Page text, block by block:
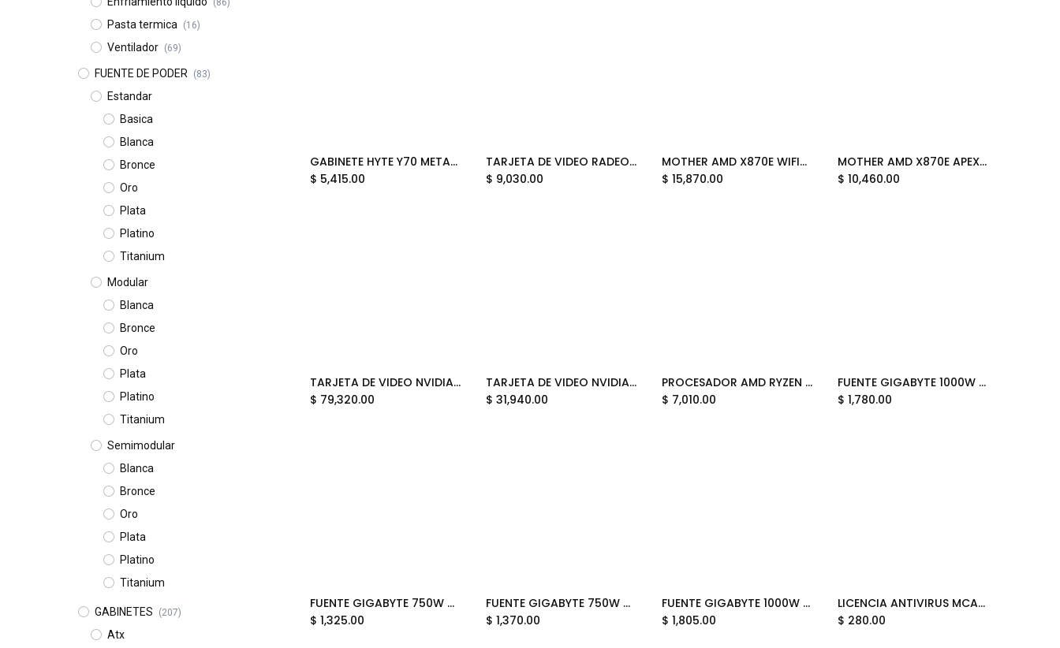
(86)
Pasta termica (16)
Ventilador (69)
FUENTE DE PODER (83)
Estandar
Basica
Blanca
Bronce
Oro
Plata
Platino
Titanium
Modular
Blanca
Bronce
Oro
Plata
Platino
Titanium
Semimodular
Blanca
Bronce
Oro
Plata
Platino
Titanium
GABINETES (207)
Atx
Add to Cart
GABINETE HYTE Y70 METAPHOR REFANTAZIO EATX S/FUENTE CRISTAL CAFE CS-HYTE-Y70-METAPHOR 12M DE GARANTIA
$ 5,415.00
TARJETA DE VIDEO RADEON RX9060XT 16GB OC GDDR6 XFX GAMING BLANCA RX-96TMERCW9 12M DE GARANTIA
$ 9,030.00
Add to Cart
MOTHER AMD X870E WIFI7ASUS ROG CROSSHAIR 2006 ALC4082 AM5 4xDDR5 256GB ATX 90MB1PP0-M0AAY0 12M DE GARANTIA
$15,870.00
Add to Cart
MOTHER AMD X870E APEX WIFI7 ASUS ROG CROSSHAIR ALC4080 AM5 DDR5 128GB ATX 90MB1KR0-MVAAY0 12M DE GARANTIA
$10,460.00
Add to Cart
TARJETA DE VIDEO NVIDIA GEFORCE RTX5090 32GB GDDR7 GIGABYTE AORUS STEALTH GV-N5090AORUSST ICE-32GD 12M DE GARANTIA
$ 79,320.00
Add to Cart
TARJETA DE VIDEO NVIDIA GEFORCE RTX5080 16GB OC GDDR7 MSI INSPIRE 3X RTX 5080 16G INSPIRE 3X OC BLACK 12M DE GARANTIA
$ 31,940.00
Add to Cart
PROCESADOR AMD RYZEN 7 5800X3D 4.5 GHZ AM4 100-100000651POF 12M DE GARANTIA
$ 7,010.00
Add to Cart
FUENTE GIGABYTE 1000W 80PLUS GOLD ATX MODULAR NEGRO GP-UD1000GM PG5 V2 12M DE GARANTIA
$1,780.00
Add to Cart
FUENTE GIGABYTE 750W 80PLUS GOLD ATX MODULAR NEGRO GP-UD750GM PG5 V2 12M DE GARANTIA
$ 1,325.00
Add to Cart
FUENTE GIGABYTE 750W 80PLUS GOLD ATX MODULAR BLANCO GP-UD750GM PG5 ICE 12M DE GARANTIA
$ 1,370.00
Add to Cart
FUENTE GIGABYTE 1000W 80PLUS GOLD ATX MODULAR BLANCO GP-UD1000GM PG5 ICE 12M DE GARANTIA
$1,805.00
Add to Cart
LICENCIA ANTIVIRUS MCAFEE TOTAL PROTECTION 10 DISPOSITIVOS MTP61LNRXRDAM SIN GARANTIA
$ 280.00